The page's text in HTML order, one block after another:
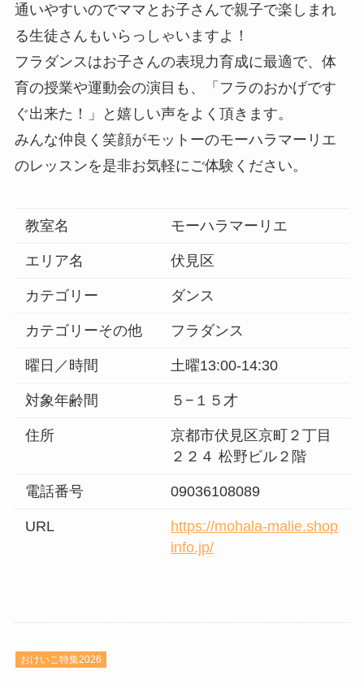
通いやすいのでママとお子さんで親子で楽しまれ
る生徒さんもいらっしゃいますよ！
フラダンスはお子さんの表現力育成に最適で、体
育の授業や運動会の演目も、「フラのおかげです
ぐ出来た！」と嬉しい声をよく頂きます。
みんな仲良く笑顔がモットーのモーハラマーリエ
のレッスンを是非お気軽にご体験ください。
教室名 モーハラマーリエ
エリア名 伏見区
カテゴリー ダンス
カテゴリーその他 フラダンス
曜日／時間 土曜13:00-14:30
対象年齢間 ５−１５才
住所
京都市伏見区京町２丁目
２２４ 松野ビル２階
電話番号 09036108089
URL
https://mohala-malie.shop
info.jp/
おけいこ特集2026